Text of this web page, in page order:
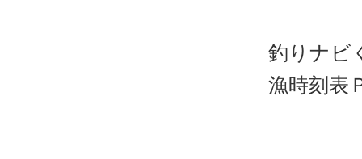
釣りナビ
漁時刻表